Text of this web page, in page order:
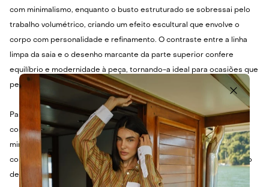
com minimalismo, enquanto o busto estruturado se sobressai pelo
trabalho volumétrico, criando um efeito escultural que envolve o
corpo com personalidade e refinamento. O contraste entre a linha
limpa da saia e o desenho marcante da parte superior confere
equilíbrio e modernidade à peça, tornando-a ideal para ocasiões que
pedem presença e elegância.
Para um visual que transita entre o sofisticado e o contemporâneo,
combine este vestido com sandálias de salto fino e uma clutch
minimalista, ideal para eventos noturnos. Acessórios discretos,
como brincos pendentes ou um colar delicado, realçam a beleza do
decote, completando o look com maestria.